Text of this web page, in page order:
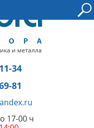
и металла
34
81
17-00 ч